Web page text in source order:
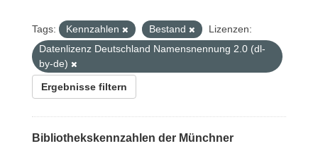
Tags: Kennzahlen Bestand
Lizenzen:
Datenlizenz Deutschland Namensnennung 2.0 (dl-
by-de)
Ergebnisse filtern
Bibliothekskennzahlen der Münchner